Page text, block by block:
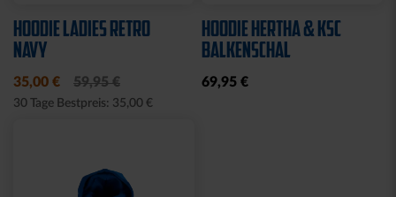
HOODIE LADIES RETRO
NAVY
35,00 € 59,95 €
30 Tage Bestpreis: 35,00 €
HOODIE HERTHA & KSC
BALKENSCHAL
69,95 €